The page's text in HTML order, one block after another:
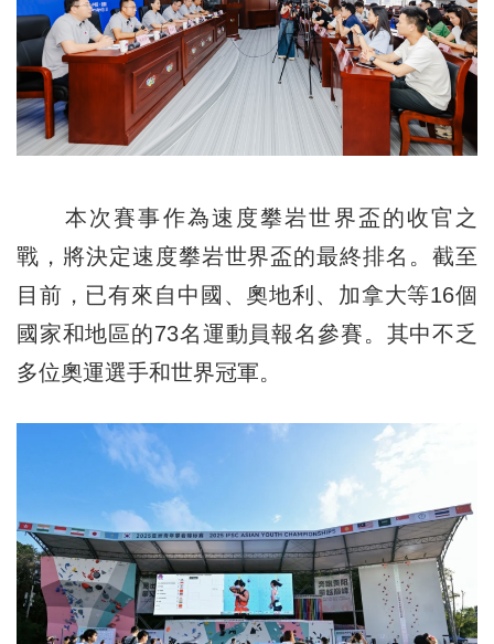
本次賽事作為速度攀岩世界盃的收官之
戰，將決定速度攀岩世界盃的最終排名。截至
目前，已有來自中國、奧地利、加拿大等16個
國家和地區的73名運動員報名參賽。其中不乏
多位奧運選手和世界冠軍。